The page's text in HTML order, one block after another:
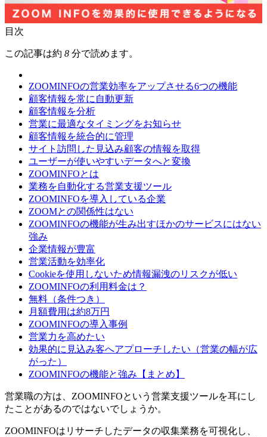
目次
この記事は約 8 分で読めます。
ZOOMINFOの営業効率をアップさせる6つの機能
顧客情報を常に自動更新
顧客情報を分析
営業に最適なタイミングをお知らせ
顧客情報を統合的に管理
サイト訪問した見込み顧客の情報を取得
ユーザーが使いやすいデータへと変換
ZOOMINFOとは
業務を自動化する営業支援ツール
ZOOMINFOを導入している企業
ZOOMとの関係性はない
ZOOMINFOの機能が生み出すほかのサービスにはない
強み
企業情報が豊富
営業活動を効率化
Cookieを使用しないため情報漏洩のリスクが低い
ZOOMINFOの利用料金は？
無料（条件つき）
月額費用は約8万円
ZOOMINFOの導入事例
営業力を高めたい
効果的に見込み客へアプローチしたい（営業の幅が広
がった）
ZOOMINFOの機能と強み【まとめ】
営業職の方は、ZOOMINFOという営業支援ツールを耳にし
たことがあるのではないでしょうか。
ZOOMINFOはリサーチしたデータの収集業務を可視化し、